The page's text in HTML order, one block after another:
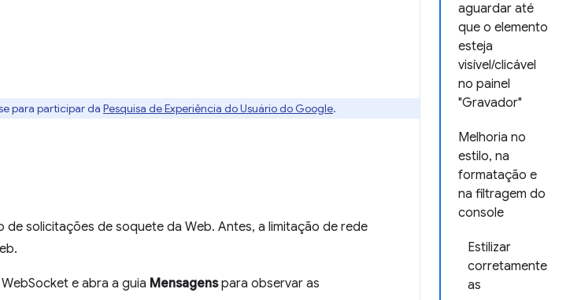
aguardar até
que o elemento
esteja
visível/clicável
no painel
"Gravador"
Melhoria no
estilo, na
formatação e
na filtragem do
console
Estilizar
corretamente
as
para participar da Pesquisa de Experiência do Usuário do Google.
de solicitações de soquete da Web. Antes, a limitação de rede
e abra a guia Mensagenspara observar as